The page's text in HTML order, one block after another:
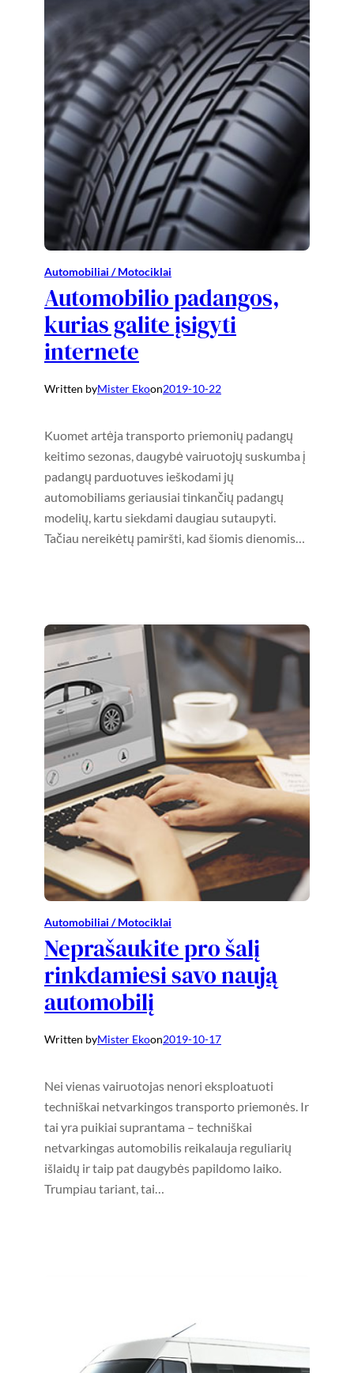
Automobiliai / Motociklai
Automobilio padangos,
kurias galite įsigyti
internete
Written byMister Ekoon2019-10-22
Kuomet artėja transporto priemonių padangų
keitimo sezonas, daugybė vairuotojų suskumba į
padangų parduotuves ieškodami jų
automobiliams geriausiai tinkančių padangų
modelių, kartu siekdami daugiau sutaupyti.
Tačiau nereikėtų pamiršti, kad šiomis dienomis…
Automobiliai / Motociklai
Neprašaukite pro šalį
rinkdamiesi savo naują
automobilį
Written byMister Ekoon2019-10-17
Nei vienas vairuotojas nenori eksploatuoti
techniškai netvarkingos transporto priemonės. Ir
tai yra puikiai suprantama – techniškai
netvarkingas automobilis reikalauja reguliarių
išlaidų ir taip pat daugybės papildomo laiko.
Trumpiau tariant, tai…